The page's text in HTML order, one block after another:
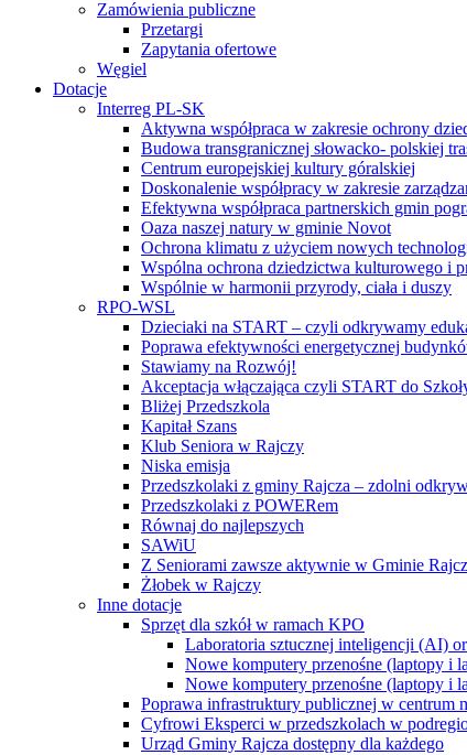
Zamówienia publiczne
Przetargi
Zapytania ofertowe
Węgiel
Dotacje
Interreg PL-SK
Aktywna współpraca w zakresie ochrony
Budowa transgranicznej słowacko- polskiej
Centrum europejskiej kultury góralskiej
Doskonalenie współpracy w zakresie
Efektywna współpraca partnerskich gmin
Oaza naszej natury w gminie Novot
Ochrona klimatu z użyciem nowych
Wspólna ochrona dziedzictwa kulturowego i
Wspólnie w harmonii przyrody, ciała i duszy
RPO-WSL
Dzieciaki na START – czyli odkrywamy
Poprawa efektywności energetycznej
Stawiamy na Rozwój!
Akceptacja włączająca czyli START do
Bliżej Przedszkola
Kapitał Szans
Klub Seniora w Rajczy
Niska emisja
Przedszkolaki z gminy Rajcza – zdolni
Przedszkolaki z POWERem
Równaj do najlepszych
SAWiU
Z Seniorami zawsze aktywnie w Gminie
Żłobek w Rajczy
Inne dotacje
Sprzęt dla szkół w ramach KPO
Laboratoria sztucznej inteligencji (AI)
Nowe komputery przenośne (laptopy i
Nowe komputery przenośne (laptopy i
Poprawa infrastruktury publicznej w centrum
Cyfrowi Eksperci w przedszkolach w
Urząd Gminy Rajcza dostępny dla każdego